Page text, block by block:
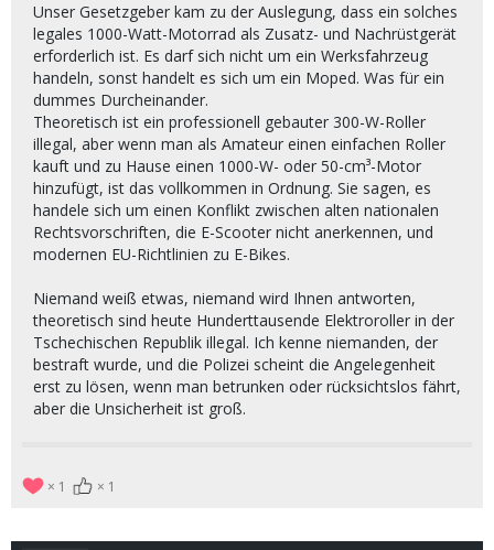
Unser Gesetzgeber kam zu der Auslegung, dass ein solches
legales 1000-Watt-Motorrad als Zusatz- und Nachrüstgerät
erforderlich ist. Es darf sich nicht um ein Werksfahrzeug
handeln, sonst handelt es sich um ein Moped. Was für ein
dummes Durcheinander.
Theoretisch ist ein professionell gebauter 300-W-Roller
illegal, aber wenn man als Amateur einen einfachen Roller
kauft und zu Hause einen 1000-W- oder 50-cm³-Motor
hinzufügt, ist das vollkommen in Ordnung. Sie sagen, es
handele sich um einen Konflikt zwischen alten nationalen
Rechtsvorschriften, die E-Scooter nicht anerkennen, und
modernen EU-Richtlinien zu E-Bikes.
Niemand weiß etwas, niemand wird Ihnen antworten,
theoretisch sind heute Hunderttausende Elektroroller in der
Tschechischen Republik illegal. Ich kenne niemanden, der
bestraft wurde, und die Polizei scheint die Angelegenheit
erst zu lösen, wenn man betrunken oder rücksichtslos fährt,
aber die Unsicherheit ist groß.
1 1